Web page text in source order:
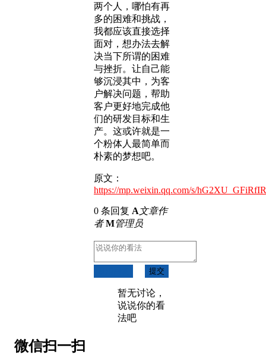
两个人，哪怕有再
多的困难和挑战，
我都应该直接选择
面对，想办法去解
决当下所谓的困难
与挫折。让自己能
够沉浸其中，为客
户解决问题，帮助
客户更好地完成他
们的研发目标和生
产。这或许就是一
个粉体人最简单而
朴素的梦想吧。
原文：
https://mp.weixin.qq.com/s/
0 条回复 A文章作
者 M管理员
提交
暂无讨论，
说说你的看
法吧
微信扫一扫